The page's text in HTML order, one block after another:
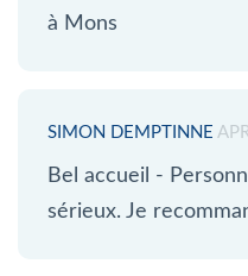
à Mons
SIMON DEMPTINNE
Bel accueil -
sérieux. Je